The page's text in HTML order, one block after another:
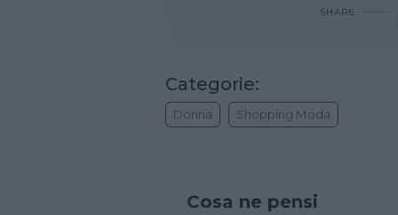
SHARE
Categorie:
Donna Shopping Moda
Cosa ne pensi